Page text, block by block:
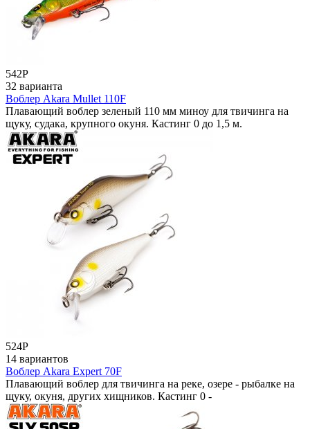
542Р
32 варианта
Воблер Akara Mullet 110F
Плавающий воблер зеленый 110 мм миноу для твичинга на
щуку, судака, крупного окуня. Кастинг 0 до 1,5 м.
524Р
14 вариантов
Воблер Akara Expert 70F
Плавающий воблер для твичинга на реке, озере - рыбалке на
щуку, окуня, других хищников. Кастинг 0 -